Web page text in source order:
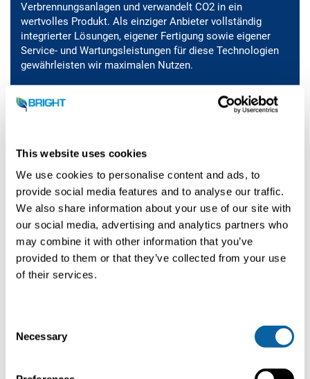
This website uses cookies
We use cookies to personalise content and ads, to
provide social media features and to analyse our traffic.
We also share information about your use of our site with
our social media, advertising and analytics partners who
may combine it with other information that you’ve
provided to them or that they’ve collected from your use
of their services.
Necessary
Verbrennungsanlagen und verwandelt CO2 in ein
wertvolles Produkt. Als einziger Anbieter vollständig
integrierter Lösungen, eigener Fertigung sowie eigener
Service- und Wartungsleistungen für diese Technologien
gewährleisten wir maximalen Nutzen.
Unsere Technologie
Membran-Biogasaufbereitung
CO2-Verflüssigung
Bio-LNG: Biomethanverflüssigung
Kohlenstoffabscheidung: Amin und